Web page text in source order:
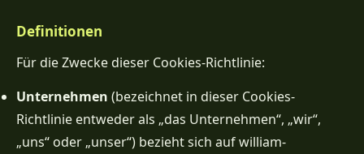
Definitionen
Für die Zwecke dieser Cookies-Richtlinie:
Unternehmen (bezeichnet in dieser Cookies-
Richtlinie entweder als „das Unternehmen“, „wir“,
„uns“ oder „unser“) bezieht sich auf william-